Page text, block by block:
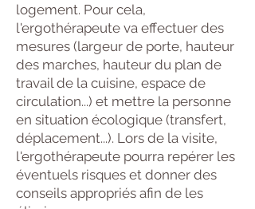
logement. Pour cela,
l'ergothérapeute va effectuer des
mesures (largeur de porte, hauteur
des marches, hauteur du plan de
travail de la cuisine, espace de
circulation...) et mettre la personne
en situation écologique (transfert,
déplacement...). Lors de la visite,
l'ergothérapeute pourra repérer les
éventuels risques et donner des
conseils appropriés afin de les